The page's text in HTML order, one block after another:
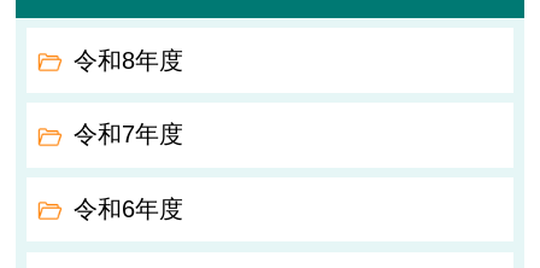
令和8年度
令和7年度
令和6年度